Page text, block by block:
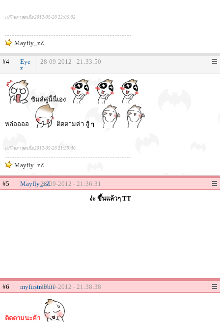
แก้ไขล่าสุดเมื่อ 2012-09-28 22:06:02
Mayfly_zZ
#4
Eye-
z
28-09-2012 - 21:33:50
ซิมส์คู่นี้นี่เอง
หล่ออออ ติดตามค่า สู้ ๆ
แก้ไขล่าสุดเมื่อ 2012-09-28 21:39:40
Mayfly_zZ
#5 Mayfly_zZ28-09-2012 - 21:36:31
ง่ะ ขึ้นแล้วๆ TT
#6 myfirstrabbit28-09-2012 - 21:38:38
ติดตามนะค้า